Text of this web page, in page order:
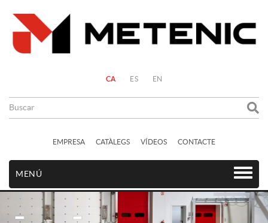
CA ES EN
EMPRESA CATÀLEGS VÍDEOS CONTACTE
MENÚ